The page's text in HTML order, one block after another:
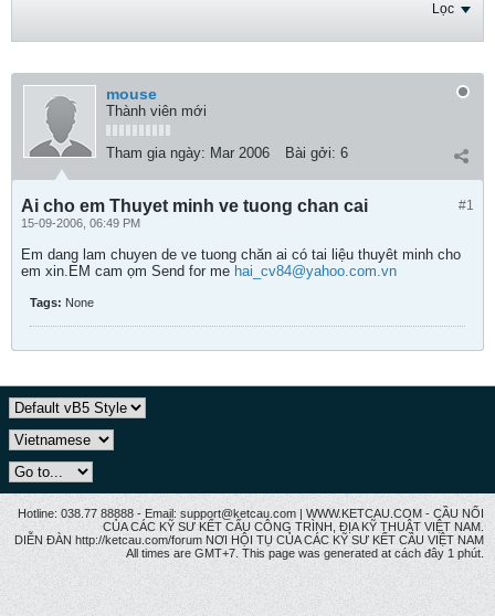
Lọc
mouse
Thành viên mới
Tham gia ngày: Mar 2006 Bài gởi: 6
#1
Ai cho em Thuyet minh ve tuong chan cai
15-09-2006, 06:49 PM
Em dang lam chuyen de ve tuong chăn ai có tai liệu thuyêt minh cho
em xin.EM cam ọm Send for me hai_cv84@yahoo.com.vn
Tags: None
Hotline: 038.77 88888 - Email: support@ketcau.com | WWW.KETCAU.COM - CẦU NỐI
CỦA CÁC KỸ SƯ KẾT CẤU CÔNG TRÌNH, ĐỊA KỸ THUẬT VIỆT NAM.
DIỄN ĐÀN http://ketcau.com/forum NƠI HỘI TỤ CỦA CÁC KỸ SƯ KẾT CÂU VIỆT NAM
All times are GMT+7. This page was generated at cách đây 1 phút.